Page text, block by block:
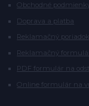
Obchodné
Doprava a platba
Reklamačný poriadok
Reklamačný formulár
PDF formulár na
Online formulár na